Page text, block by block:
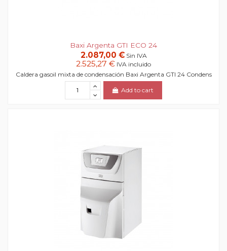
Baxi Argenta GTI ECO 24
2.087,00 € Sin IVA
2.525,27 € IVA incluido
Caldera gasoil mixta de condensación Baxi Argenta GTI 24 Condens
Add to cart